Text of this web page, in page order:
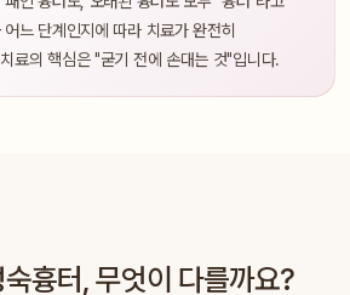
느 단계인지에 따라 치료가 완전히
료의 핵심은 "굳기 전에 손대는 것"입니다.
흉터, 무엇이 다를까요?